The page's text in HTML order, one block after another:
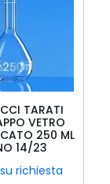
TARATI
VETRO
250 ML
14/23
richiesta